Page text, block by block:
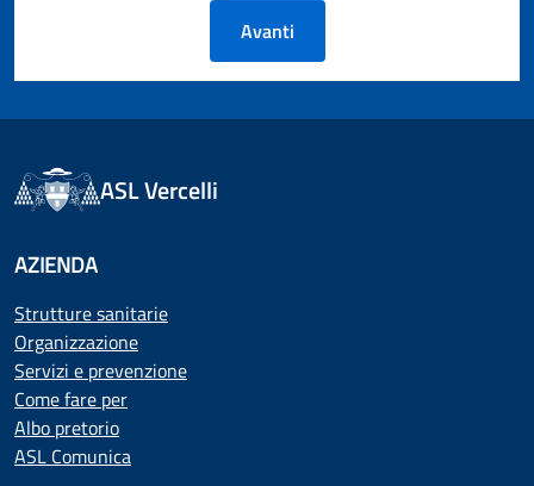
Avanti
ASL Vercelli
AZIENDA
Strutture sanitarie
Organizzazione
Servizi e prevenzione
Come fare per
Albo pretorio
ASL Comunica